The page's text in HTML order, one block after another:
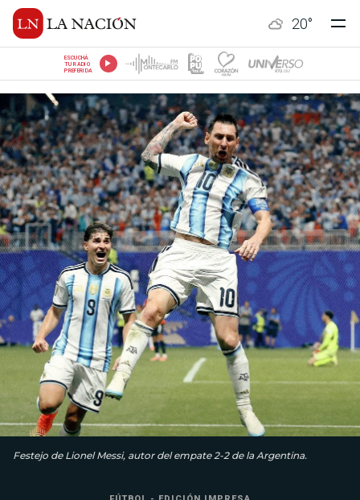
20°
ESCUCHÁ
TU RADIO
PREFERIDA
Festejo de Lionel Messi, autor del empate 2-2 de la Argentina.